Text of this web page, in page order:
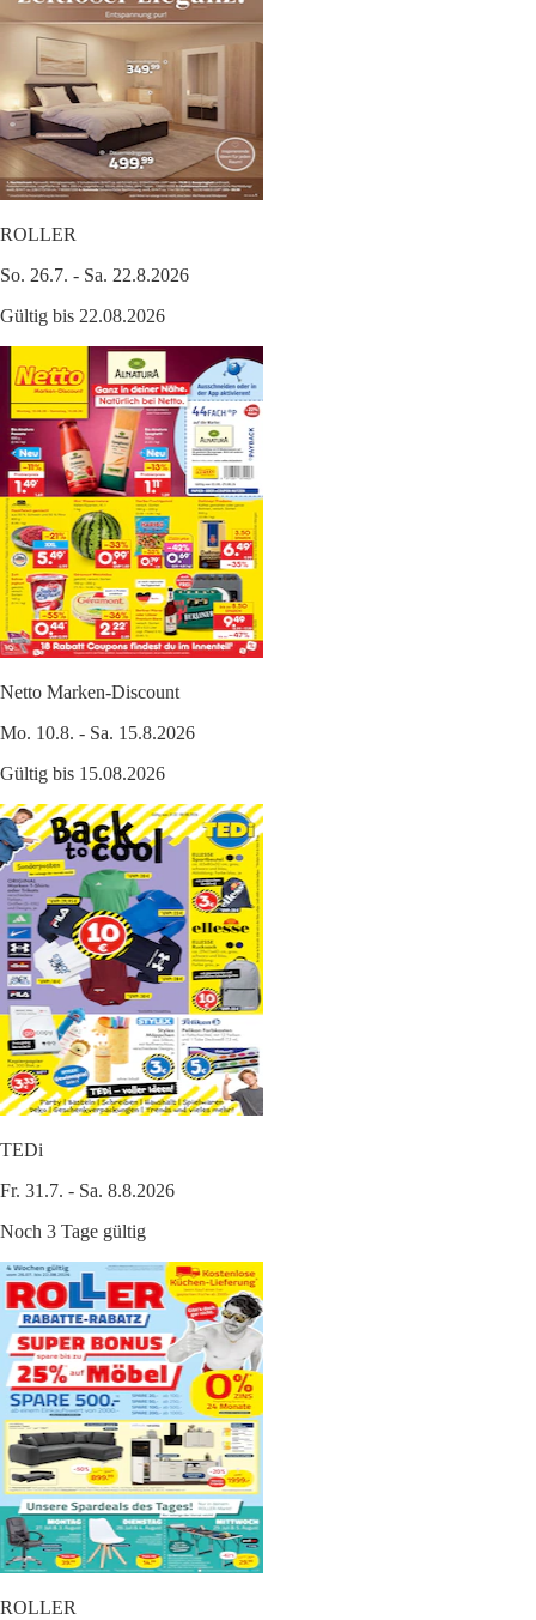
ROLLER
So. 26.7. - Sa. 22.8.2026
Gültig bis 22.08.2026
Netto Marken-Discount
Mo. 10.8. - Sa. 15.8.2026
Gültig bis 15.08.2026
TEDi
Fr. 31.7. - Sa. 8.8.2026
Noch 3 Tage gültig
ROLLER